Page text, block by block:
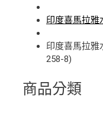
印度喜馬拉雅
印度喜馬拉雅
258-8)
商品分類